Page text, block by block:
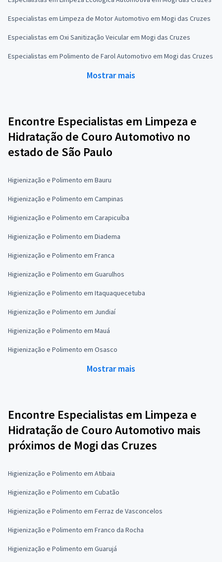
Especialistas em Limpeza de Motor Automotivo em Mogi das Cruzes
Especialistas em Oxi Sanitização Veicular em Mogi das Cruzes
Especialistas em Polimento de Farol Automotivo em Mogi das Cruzes
Mostrar mais
Encontre Especialistas em Limpeza e
Hidratação de Couro Automotivo no
estado de São Paulo
Higienização e Polimento em Bauru
Higienização e Polimento em Campinas
Higienização e Polimento em Carapicuíba
Higienização e Polimento em Diadema
Higienização e Polimento em Franca
Higienização e Polimento em Guarulhos
Higienização e Polimento em Itaquaquecetuba
Higienização e Polimento em Jundiaí
Higienização e Polimento em Mauá
Higienização e Polimento em Osasco
Mostrar mais
Encontre Especialistas em Limpeza e
Hidratação de Couro Automotivo mais
próximos de Mogi das Cruzes
Higienização e Polimento em Atibaia
Higienização e Polimento em Cubatão
Higienização e Polimento em Ferraz de Vasconcelos
Higienização e Polimento em Franco da Rocha
Higienização e Polimento em Guarujá